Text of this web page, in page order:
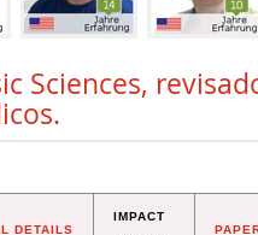
Sciences,
DETAILS
IMPACT